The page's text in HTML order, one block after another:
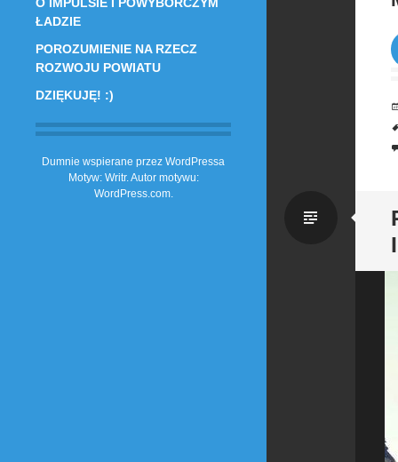
O IMPULSIE I POWYBORCZYM
ŁADZIE
POROZUMIENIE NA RZECZ
ROZWOJU POWIATU
DZIĘKUJĘ! :)
Dumnie wspierane przez WordPressa
Motyw: Writr. Autor motywu:
WordPress.com.
wpis